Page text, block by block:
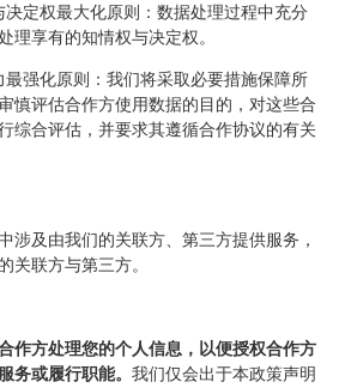
决定权最大化原则：数据处理过程中充分
理享有的知情权与决定权。
最强化原则：我们将采取必要措施保障所
慎评估合作方使用数据的目的，对这些合
综合评估，并要求其遵循合作协议的有关
涉及由我们的关联方、第三方提供服务，
关联方与第三方。
作方处理您的个人信息，以便授权合作方
务或履行职能。 我们仅会出于本政策声明